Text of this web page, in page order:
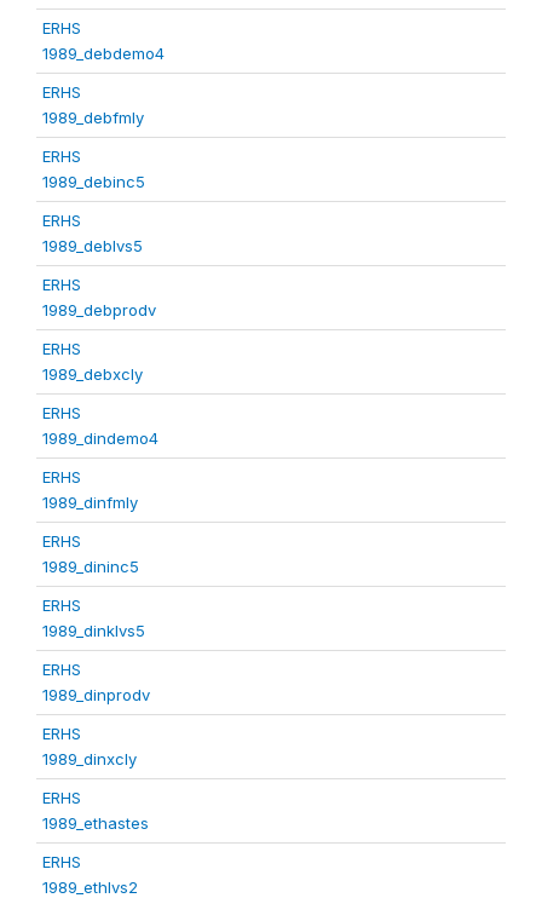
ERHS
1989_debdemo4
ERHS
1989_debfmly
ERHS
1989_debinc5
ERHS
1989_deblvs5
ERHS
1989_debprodv
ERHS
1989_debxcly
ERHS
1989_dindemo4
ERHS
1989_dinfmly
ERHS
1989_dininc5
ERHS
1989_dinklvs5
ERHS
1989_dinprodv
ERHS
1989_dinxcly
ERHS
1989_ethastes
ERHS
1989_ethlvs2